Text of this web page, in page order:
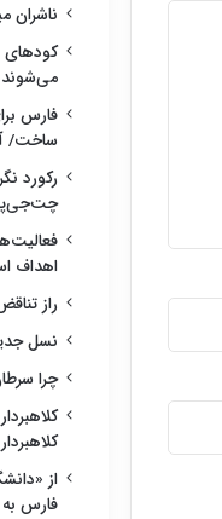
ناشران
کودهای
می‌شوند
فارس
ساخت/
رکورد
اهداف
راز
نسل
چرا
از
فارس